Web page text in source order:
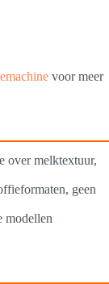
voor meer
over melktextuur,
geen